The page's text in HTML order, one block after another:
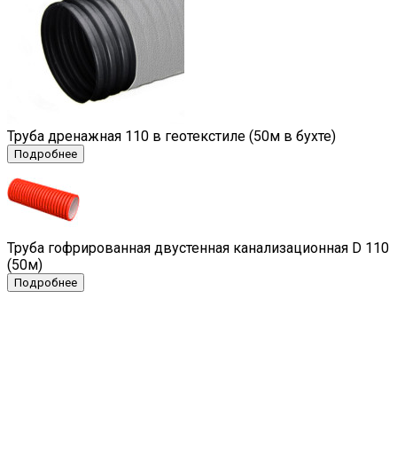
Труба дренажная 110 в геотекстиле (50м в бухте)
Труба гофрированная двустенная канализационная D 110
(50м)